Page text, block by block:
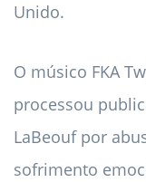
Unido.
O músico FKA
processou
LaBeouf por
sofrimento